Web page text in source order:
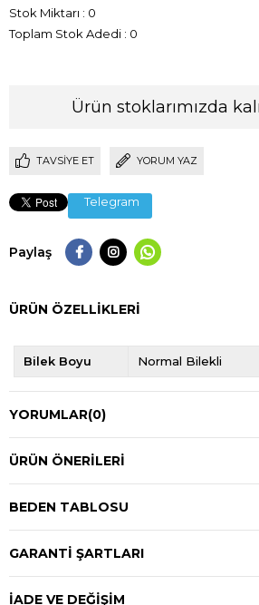
Stok Miktarı : 0
Toplam Stok Adedi : 0
Ürün stoklarımızda
TAVSIYE ET YORUM YAZ
Telegram
Paylaş
ÜRÜN ÖZELLIKLERI
Bilek Boyu Normal Bilekli
YORUMLAR(0)
ÜRÜN ÖNERILERI
BEDEN TABLOSU
GARANTİ ŞARTLARI
İADE VE DEĞİŞİM